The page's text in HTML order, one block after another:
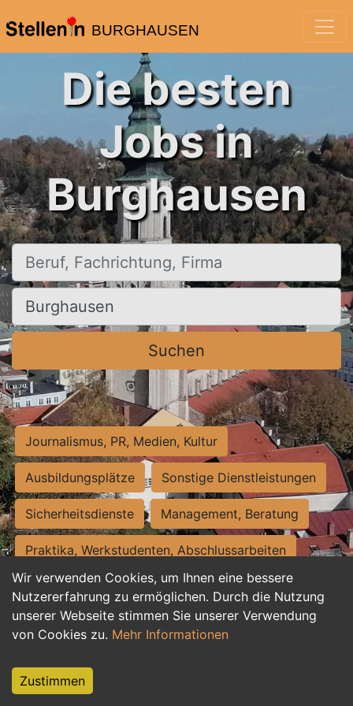
BURGHAUSEN
Wir verwenden Cookies, um Ihnen eine bessere
Nutzererfahrung zu ermöglichen. Durch die Nutzung
unserer Webseite stimmen Sie unserer Verwendung
von Cookies zu. Mehr Informationen
Zustimmen
Die besten
Jobs in
Burghausen
Beruf, Fachrichtung, Firma
Ort, Stadt
Suchen
Journalismus, PR, Medien, Kultur
Ausbildungsplätze Sonstige Dienstleistungen
Sicherheitsdienste Management, Beratung
Praktika, Werkstudenten, Abschlussarbeiten
Personalwesen Assistenz, Sekretariat
Hilfskräfte, Aushilfs- und Nebenjobs
Weiterbildung, Studium, duale Ausbildung